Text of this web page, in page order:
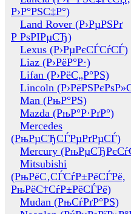
Р›Р°РЅС‡Р°)
Land Rover (Р›РµРЅРґ
Р РѕРІРµСЂ)
Lexus (Р›РµРєСЃСѓСЃ)
Liaz (Р›РёР°Р·)
Lifan (Р›РёС„Р°РЅ)
Lincoln
Man (РњР°РЅ)
Mazda (РњР°Р·РґР°)
Mercedes
(РњРµСЂСЃРµРґРµСЃ)
Mercury
Mitsubishi
(РњРёС‚СЃСѓР±РёСЃРё,
РњРёС†СѓР±РёСЃРё)
Mudan (РњСѓРґР°РЅ)